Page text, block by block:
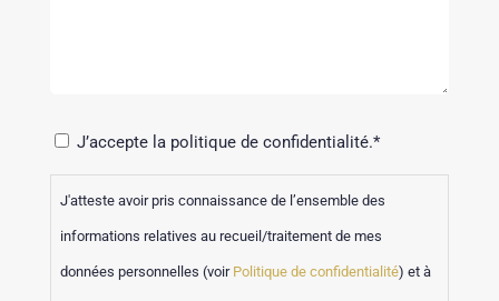
RGPDJ’accepte la politique de confidentialité.*
J'atteste avoir pris connaissance de l’ensemble des
informations relatives au recueil/traitement de mes
données personnelles (voir Politique de confidentialité) et à